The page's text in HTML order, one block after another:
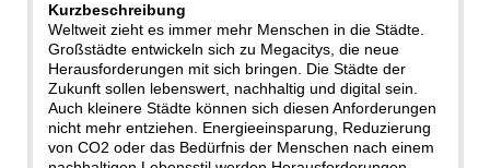
Kurzbeschreibung
Weltweit zieht es immer mehr Menschen in die Städte.
Großstädte entwickeln sich zu Megacitys, die neue
Herausforderungen mit sich bringen. Die Städte der
Zukunft sollen lebenswert, nachhaltig und digital sein.
Auch kleinere Städte können sich diesen Anforderungen
nicht mehr entziehen. Energieeinsparung, Reduzierung
von CO2 oder das Bedürfnis der Menschen nach einem